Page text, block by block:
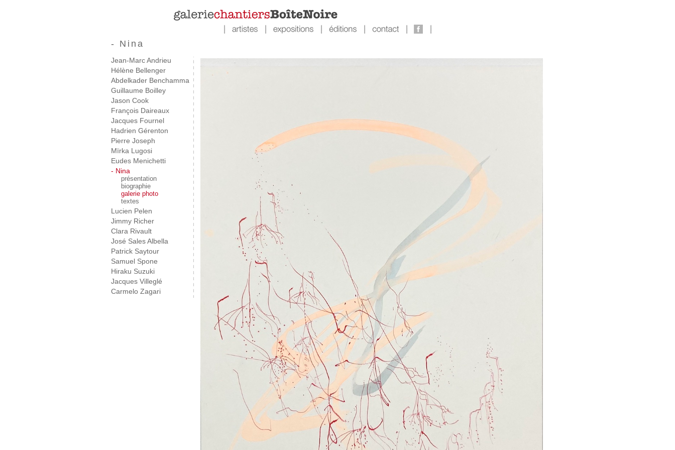
- Nina
Jean-Marc Andrieu
Hélène Bellenger
Abdelkader Benchamma
Guillaume Boilley
Jason Cook
François Daireaux
Jacques Fournel
Hadrien Gérenton
Pierre Joseph
Mïrka Lugosi
Eudes Menichetti
- Nina
présentation
biographie
galerie photo
textes
Lucien Pelen
Jimmy Richer
Clara Rivault
José Sales Albella
Patrick Saytour
Samuel Spone
Hiraku Suzuki
Jacques Villeglé
Carmelo Zagari